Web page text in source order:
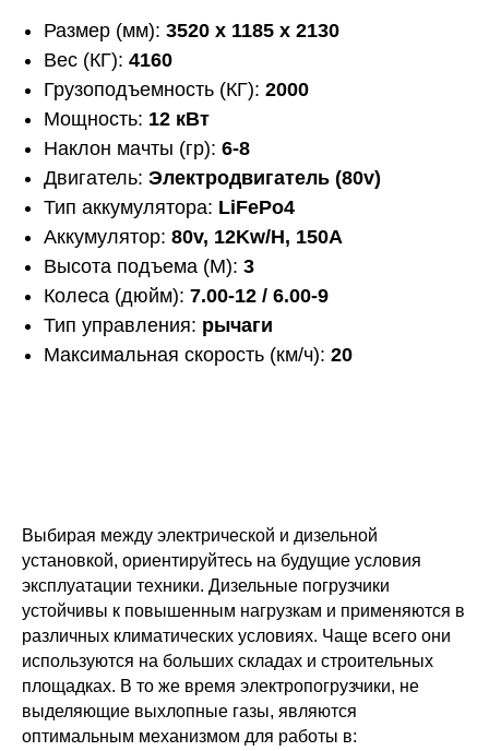
Размер (мм): 3520 x 1185 x 2130
Вec (КГ): 4160
Грузоподъемность (КГ): 2000
Мощность: 12 кВт
Наклон мачты (гр): 6-8
Двигатель: Электродвигатель (80v)
Тип аккумулятора: LiFePo4
Аккумулятор: 80v, 12Kw/H, 150A
Высота подъема (М): 3
Колеса (дюйм): 7.00-12 / 6.00-9
Тип управления: рычаги
Максимальная скорость (км/ч): 20
Выбирая между электрической и дизельной
установкой, ориентируйтесь на будущие условия
эксплуатации техники. Дизельные погрузчики
устойчивы к повышенным нагрузкам и применяются в
различных климатических условиях. Чаще всего они
используются на больших складах и строительных
площадках. В то же время электропогрузчики, не
выделяющие выхлопные газы, являются
оптимальным механизмом для работы в: